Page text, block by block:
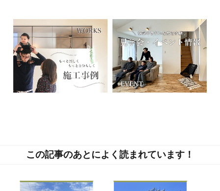
この記事のあとによく読まれています！